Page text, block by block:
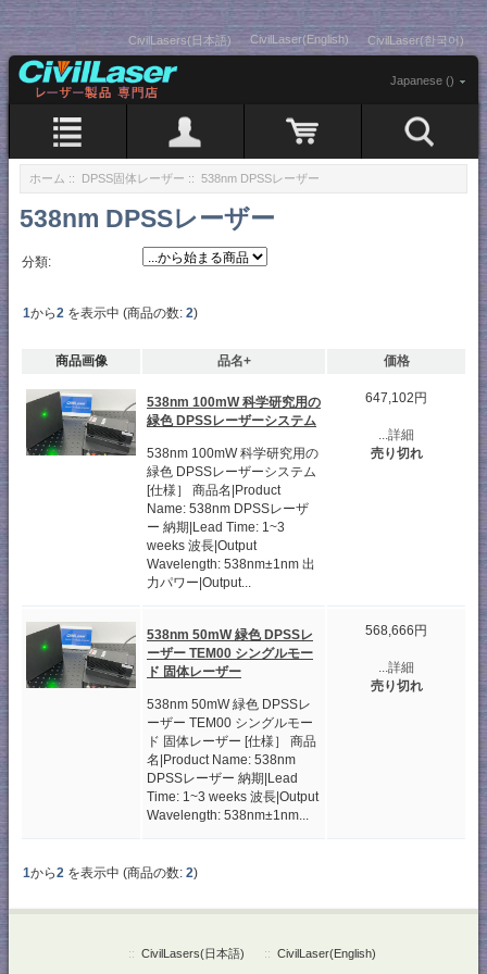
CivilLasers(日本語) CivilLaser(English) CivilLaser(한국어)
Japanese ()
ホーム :: DPSS固体レーザー :: 538nm DPSSレーザー
538nm DPSSレーザー
分類:
1から2 を表示中 (商品の数: 2)
商品画像 品名+ 価格
538nm 100mW 科学研究用の
緑色 DPSSレーザーシステム
538nm 100mW 科学研究用の
緑色 DPSSレーザーシステム
[仕様］ 商品名|Product
Name: 538nm DPSSレーザ
ー 納期|Lead Time: 1~3
weeks 波長|Output
Wavelength: 538nm±1nm 出
力パワー|Output...
647,102円
...詳細
売り切れ
538nm 50mW 緑色 DPSSレ
ーザー TEM00 シングルモー
ド 固体レーザー
538nm 50mW 緑色 DPSSレ
ーザー TEM00 シングルモー
ド 固体レーザー [仕様］ 商品
名|Product Name: 538nm
DPSSレーザー 納期|Lead
Time: 1~3 weeks 波長|Output
Wavelength: 538nm±1nm...
568,666円
...詳細
売り切れ
1から2 を表示中 (商品の数: 2)
:: CivilLasers(日本語) :: CivilLaser(English)